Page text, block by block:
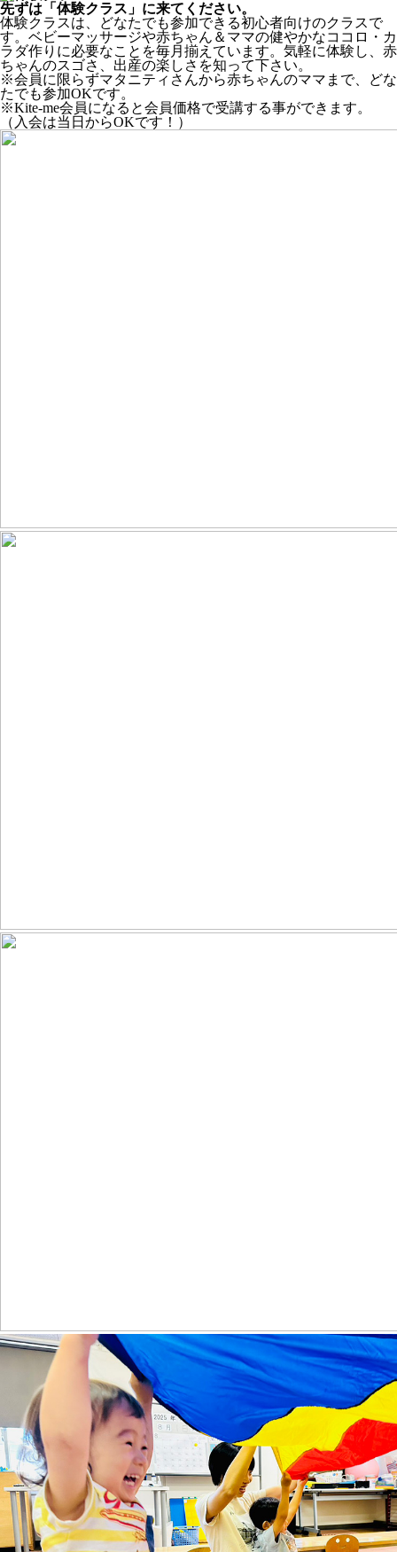
先ずは「体験クラス」に来てください。
体験クラスは、どなたでも参加できる初心者向けのクラスで
す。ベビーマッサージや赤ちゃん＆ママの健やかなココロ・カ
ラダ作りに必要なことを毎月揃えています。気軽に体験し、赤
ちゃんのスゴさ、出産の楽しさを知って下さい。
※会員に限らずマタニティさんから赤ちゃんのママまで、どな
たでも参加OKです。
※Kite-me会員になると会員価格で受講する事ができます。
（入会は当日からOKです！）